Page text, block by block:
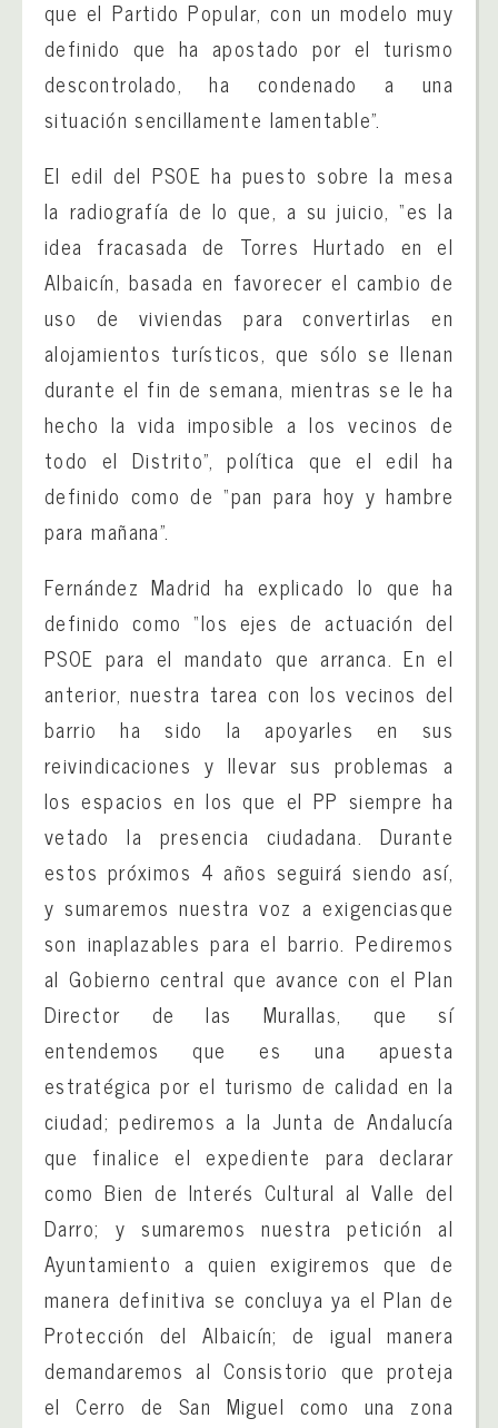
que el Partido Popular, con un modelo muy
definido que ha apostado por el turismo
descontrolado, ha condenado a una
situación sencillamente lamentable”.
El edil del PSOE ha puesto sobre la mesa
la radiografía de lo que, a su juicio, “es la
idea fracasada de Torres Hurtado en el
Albaicín, basada en favorecer el cambio de
uso de viviendas para convertirlas en
alojamientos turísticos, que sólo se llenan
durante el fin de semana, mientras se le ha
hecho la vida imposible a los vecinos de
todo el Distrito”, política que el edil ha
definido como de “pan para hoy y hambre
para mañana”.
Fernández Madrid ha explicado lo que ha
definido como “los ejes de actuación del
PSOE para el mandato que arranca. En el
anterior, nuestra tarea con los vecinos del
barrio ha sido la apoyarles en sus
reivindicaciones y llevar sus problemas a
los espacios en los que el PP siempre ha
vetado la presencia ciudadana. Durante
estos próximos 4 años seguirá siendo así,
y sumaremos nuestra voz aexigenciasque
son inaplazables para el barrio. Pediremos
al Gobierno central que avance con el Plan
Director de las Murallas, que sí
entendemos que es una apuesta
estratégica por el turismo de calidad en la
ciudad; pediremos a la Junta de Andalucía
que finalice el expediente para declarar
como Bien de Interés Cultural al Valle del
Darro; y sumaremos nuestra petición al
Ayuntamiento a quien exigiremos que de
manera definitiva se concluya ya el Plan de
Protección del Albaicín; de igual manera
demandaremos al Consistorio que proteja
el Cerro de San Miguel como una zona